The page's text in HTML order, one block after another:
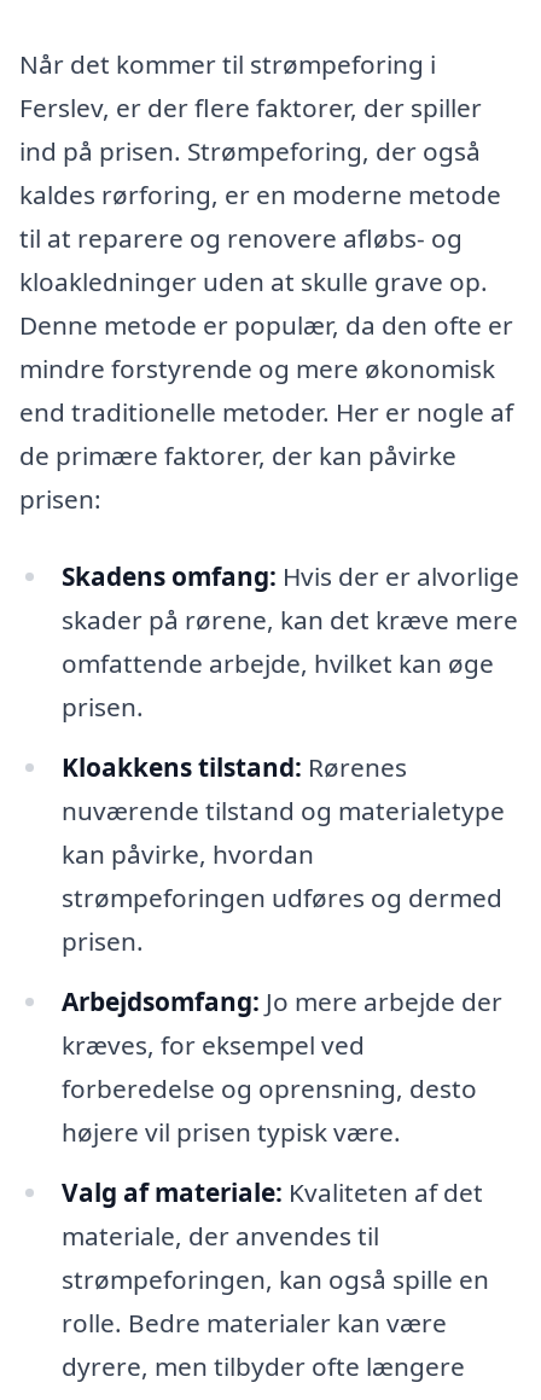
Når det kommer til strømpeforing i
Ferslev, er der flere faktorer, der spiller
ind på prisen. Strømpeforing, der også
kaldes rørforing, er en moderne metode
til at reparere og renovere afløbs- og
kloakledninger uden at skulle grave op.
Denne metode er populær, da den ofte er
mindre forstyrende og mere økonomisk
end traditionelle metoder. Her er nogle af
de primære faktorer, der kan påvirke
prisen:
Skadens omfang: Hvis der er alvorlige
skader på rørene, kan det kræve mere
omfattende arbejde, hvilket kan øge
prisen.
Kloakkens tilstand: Rørenes
nuværende tilstand og materialetype
kan påvirke, hvordan
strømpeforingen udføres og dermed
prisen.
Arbejdsomfang: Jo mere arbejde der
kræves, for eksempel ved
forberedelse og oprensning, desto
højere vil prisen typisk være.
Valg af materiale: Kvaliteten af det
materiale, der anvendes til
strømpeforingen, kan også spille en
rolle. Bedre materialer kan være
dyrere, men tilbyder ofte længere